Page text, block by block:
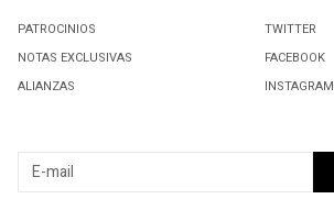
PATROCINIOS
NOTAS EXCLUSIVAS
ALIANZAS
TWITTER
FACEBOOK
INSTAGRAM